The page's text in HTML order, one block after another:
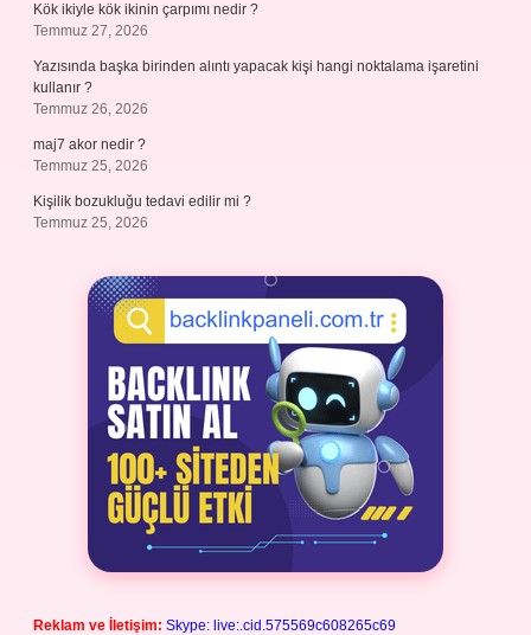
Kök ikiyle kök ikinin çarpımı nedir ?
Temmuz 27, 2026
Yazısında başka birinden alıntı yapacak kişi hangi noktalama işaretini
kullanır ?
Temmuz 26, 2026
maj7 akor nedir ?
Temmuz 25, 2026
Kişilik bozukluğu tedavi edilir mi ?
Temmuz 25, 2026
Reklam ve İletişim: Skype: live:.cid.575569c608265c69